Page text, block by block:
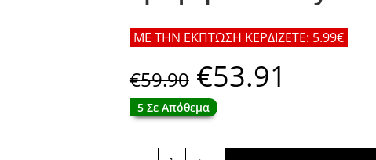
ΜΕ ΤΗΝ ΕΚΠΤΩΣΗ ΚΕΡΔΙΖΕΤΕ: 5.99€
€59.90 Original
price
was:
€59.90.
€53.91
5 Σε Απόθεμα